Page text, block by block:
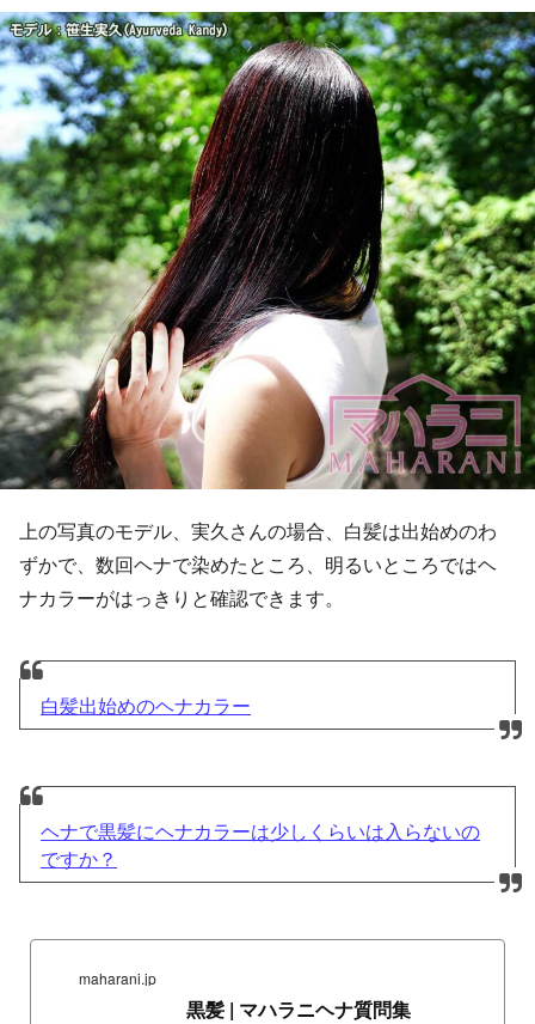
上の写真のモデル、実久さんの場合、白髪は出始めのわ
ずかで、数回ヘナで染めたところ、明るいところではヘ
ナカラーがはっきりと確認できます。
白髪出始めのヘナカラー
ヘナで黒髪にヘナカラーは少しくらいは入らないの
ですか？
maharani.jp
黒髪 | マハラニヘナ質問集